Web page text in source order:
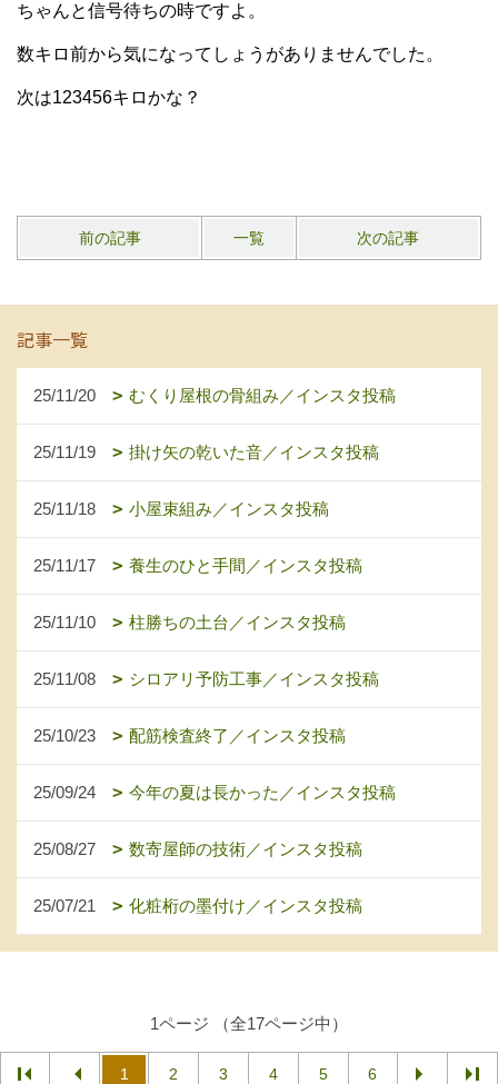
ちゃんと信号待ちの時ですよ。
数キロ前から気になってしょうがありませんでした。
次は123456キロかな？
前の記事 一覧 次の記事
記事一覧
25/11/20 むくり屋根の骨組み／インスタ投稿
25/11/19 掛け矢の乾いた音／インスタ投稿
25/11/18 小屋束組み／インスタ投稿
25/11/17 養生のひと手間／インスタ投稿
25/11/10 柱勝ちの土台／インスタ投稿
25/11/08 シロアリ予防工事／インスタ投稿
25/10/23 配筋検査終了／インスタ投稿
25/09/24 今年の夏は長かった／インスタ投稿
25/08/27 数寄屋師の技術／インスタ投稿
25/07/21 化粧桁の墨付け／インスタ投稿
1ページ （全17ページ中）
1 2 3 4 5 6